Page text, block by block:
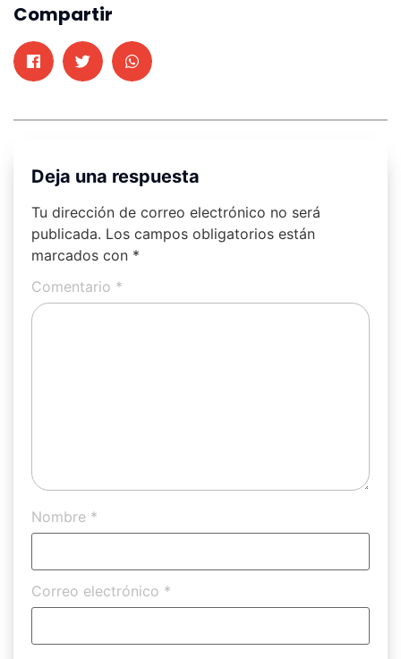
Compartir
Deja una respuesta
Tu dirección de correo electrónico no será
publicada. Los campos obligatorios están
marcados con *
Comentario *
Nombre *
Correo electrónico *